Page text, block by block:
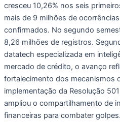
cresceu 10,26% nos seis
mais de 9 milhões de
confirmados. No segundo
8,26 milhões de registros.
datatech especializada em
mercado de crédito, o avanço
fortalecimento dos mecanismos
implementação da Resolução
ampliou o compartilhamento de
financeiras para combater